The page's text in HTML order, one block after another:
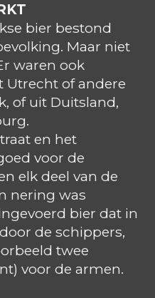
bier bestond
Maar niet
waren ook
Utrecht of andere
of uit Duitsland,
en het
voor de
elk deel van de
nering was
bier dat in
de schippers,
twee
voor de armen.